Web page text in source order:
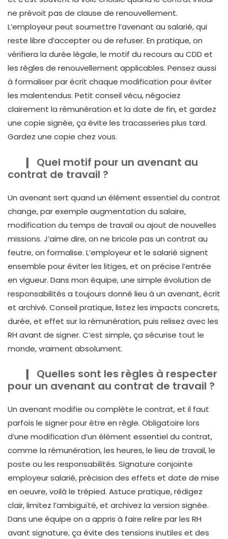
ne prévoit pas de clause de renouvellement.
L’employeur peut soumettre l’avenant au salarié, qui
reste libre d’accepter ou de refuser. En pratique, on
vérifiera la durée légale, le motif du recours au CDD et
les règles de renouvellement applicables. Pensez aussi
à formaliser par écrit chaque modification pour éviter
les malentendus. Petit conseil vécu, négociez
clairement la rémunération et la date de fin, et gardez
une copie signée, ça évite les tracasseries plus tard.
Gardez une copie chez vous.
Quel motif pour un avenant au
contrat de travail ?
Un avenant sert quand un élément essentiel du contrat
change, par exemple augmentation du salaire,
modification du temps de travail ou ajout de nouvelles
missions. J’aime dire, on ne bricole pas un contrat au
feutre, on formalise. L’employeur et le salarié signent
ensemble pour éviter les litiges, et on précise l’entrée
en vigueur. Dans mon équipe, une simple évolution de
responsabilités a toujours donné lieu à un avenant, écrit
et archivé. Conseil pratique, listez les impacts concrets,
durée, et effet sur la rémunération, puis relisez avec les
RH avant de signer. C’est simple, ça sécurise tout le
monde, vraiment absolument.
Quelles sont les règles à respecter
pour un avenant au contrat de travail ?
Un avenant modifie ou complète le contrat, et il faut
parfois le signer pour être en règle. Obligatoire lors
d’une modification d’un élément essentiel du contrat,
comme la rémunération, les heures, le lieu de travail, le
poste ou les responsabilités. Signature conjointe
employeur salarié, précision des effets et date de mise
en oeuvre, voilà le trépied. Astuce pratique, rédigez
clair, limitez l’ambiguïté, et archivez la version signée.
Dans une équipe on a appris à faire relire par les RH
avant signature, ça évite des tensions inutiles et des